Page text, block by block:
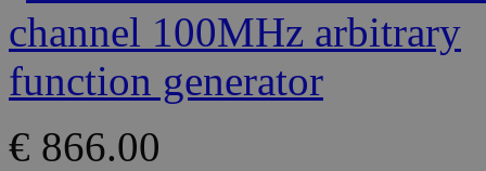
€ 866.00